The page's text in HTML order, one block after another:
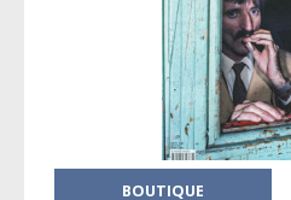
BOUTIQUE